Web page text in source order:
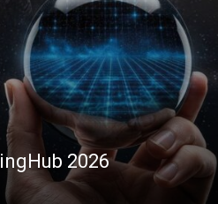
2026